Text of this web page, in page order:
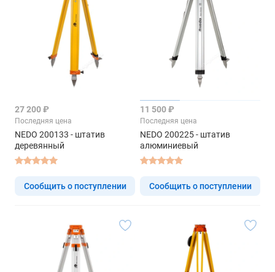
27 200 ₽
Последняя цена
NEDO 200133 - штатив
деревянный
Сообщить о поступлении
11 500 ₽
Последняя цена
NEDO 200225 - штатив
алюминиевый
Сообщить о поступлении